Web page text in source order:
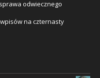
odwiecznego
na czternasty